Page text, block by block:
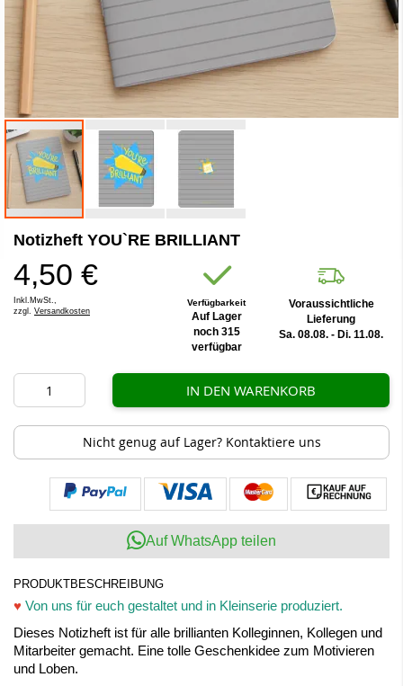
Anfang
Bildergalerie
springen
Notizheft YOU`RE BRILLIANT
4,50 €
Inkl.MwSt.,
zzgl. Versandkosten
Verfügbarkeit
Auf Lager
noch 315
verfügbar
Voraussichtliche
Lieferung
Sa. 08.08. - Di. 11.08.
IN DEN WARENKORB
Nicht genug auf Lager? Kontaktiere uns
Auf WhatsApp teilen
PRODUKTBESCHREIBUNG
♥ Von uns für euch gestaltet und in Kleinserie produziert.
Dieses Notizheft ist für alle brillianten Kolleginnen, Kollegen und
Mitarbeiter gemacht. Eine tolle Geschenkidee zum Motivieren
und Loben.